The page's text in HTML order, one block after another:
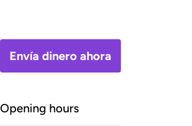
Envía dinero ahora
Opening hours